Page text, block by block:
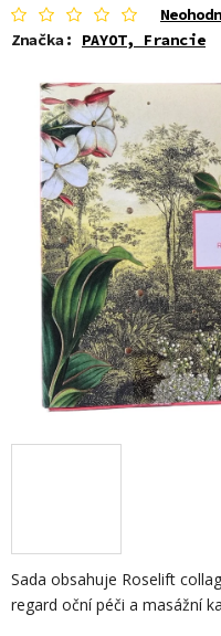
Sada obsahuje Roselift
regard oční péči a masážní
Průměrné
hodnocení
produktu
z
5
Značka: PAYOT, Francie